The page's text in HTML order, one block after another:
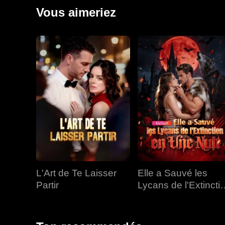
Jonathan lutte avec ses émotions, il découvre que
Vous aimeriez
L'Art de Te Laisser
Partir
Elle a Sauvé les
Lycans de